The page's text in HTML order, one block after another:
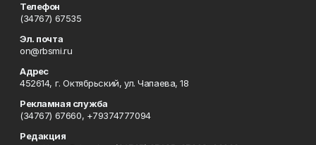
Телефон
(34767) 67535
Эл. почта
on@rbsmi.ru
Адрес
452614, г. Октябрьский, ул. Чапаева, 18
Рекламная служба
(34767) 67660, +79374777094
Редакция